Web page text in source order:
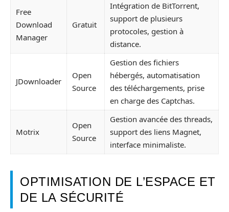
Free
Download
Manager
Gratuit
Intégration de BitTorrent,
support de plusieurs
protocoles, gestion à
distance.
JDownloader
Open
Source
Gestion des fichiers
hébergés, automatisation
des téléchargements, prise
en charge des Captchas.
Motrix
Open
Source
Gestion avancée des threads,
support des liens Magnet,
interface minimaliste.
OPTIMISATION DE L’ESPACE ET
DE LA SÉCURITÉ